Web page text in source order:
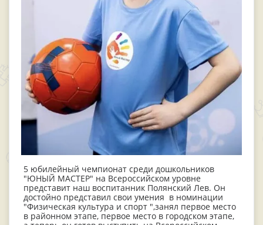
5 юбилейный чемпионат среди дошкольников
"ЮНЫЙ МАСТЕР" на Всероссийском уровне
представит наш воспитанник Полянский Лев. Он
достойно представил свои умения в номинации
"Физическая культура и спорт ",занял первое место
в районном этапе, первое место в городском этапе,